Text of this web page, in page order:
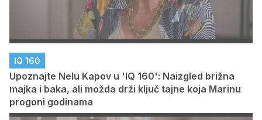
IQ 160
Upoznajte Nelu Kapov u 'IQ 160': Naizgled brižna
majka i baka, ali možda drži ključ tajne koja Marinu
progoni godinama